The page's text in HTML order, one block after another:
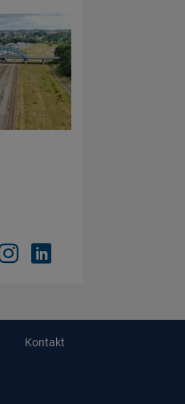
Kontakt